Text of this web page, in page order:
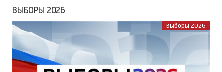
ВЫБОРЫ 2026
Выборы 2026